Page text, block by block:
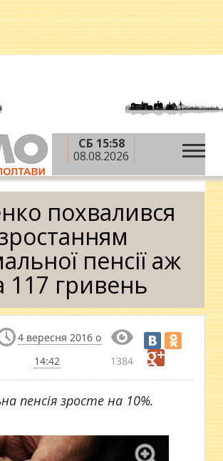
СБ 15:58
08.08.2026
Новини » Гроші »Розенко
мінімальної пенсії аж на 117
похвалився
пенсії аж
117 гривень
4 вересня 2016 о
14:42
1384
пенсія зросте на 10%.